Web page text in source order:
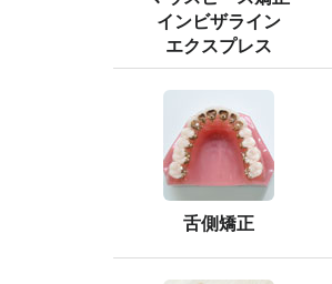
インビザライン
エクスプレス
舌側矯正